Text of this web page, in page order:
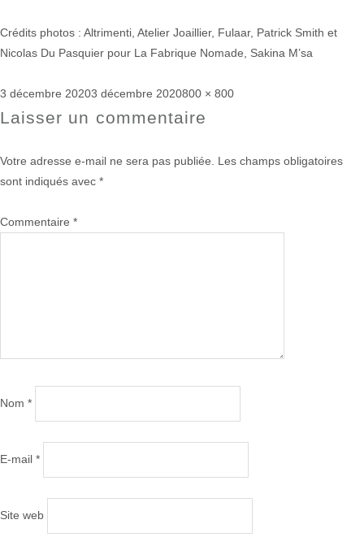
Crédits photos : Altrimenti, Atelier Joaillier, Fulaar, Patrick Smith et
Nicolas Du Pasquier pour La Fabrique Nomade, Sakina M’sa
Publié
le
3 décembre 20203 décembre 2020Taille
réelle
800 × 800
Laisser un commentaire
Votre adresse e-mail ne sera pas publiée.
Les champs obligatoires
sont indiqués avec *
Commentaire *
Nom *
E-mail *
Site web